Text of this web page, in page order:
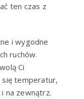
ten czas z
i wygodne
ruchów.
Ci
się temperatur,
na zewnątrz.